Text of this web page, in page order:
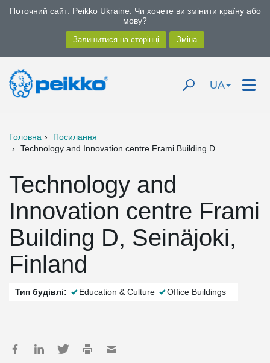
Поточний сайт: Peikko Ukraine. Чи хочете ви змінити країну або
мову?
UA
Головна
Посилання
Technology and Innovation centre Frami Building D
Technology and
Innovation centre Frami
Building D, Seinäjoki,
Finland
Тип будівлі: Education & Culture Office Buildings